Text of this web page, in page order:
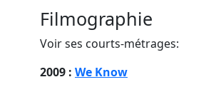
Filmographie
Voir ses courts-métrages:
2009 : We Know